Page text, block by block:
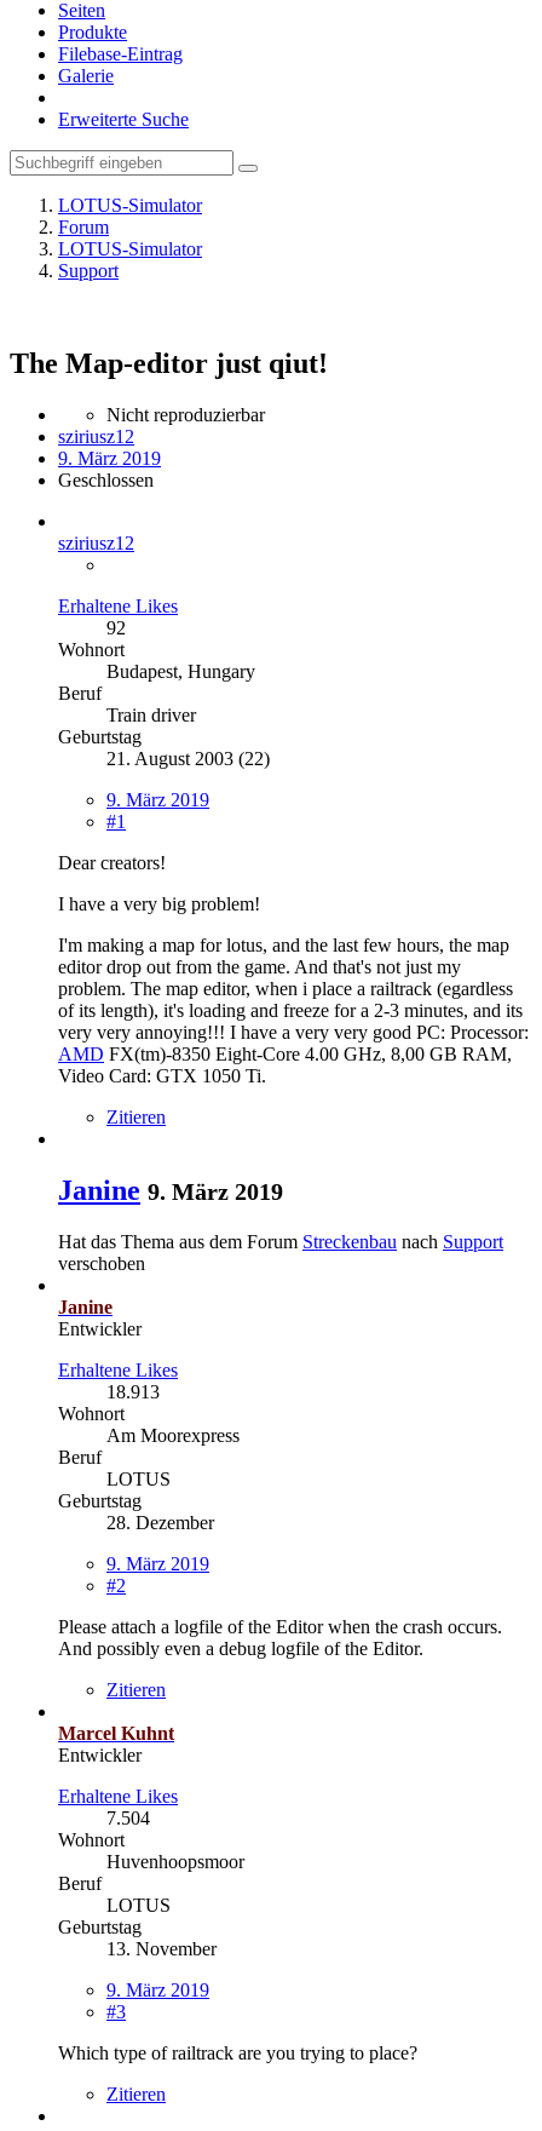
Seiten
Produkte
Filebase-Eintrag
Galerie
Erweiterte Suche
LOTUS-Simulator
Forum
LOTUS-Simulator
Support
The Map-editor just qiut!
Nicht reproduzierbar
sziriusz12
9. März 2019
Geschlossen
sziriusz12
Erhaltene Likes
92
Wohnort
Budapest, Hungary
Beruf
Train driver
Geburtstag
21. August 2003 (22)
9. März 2019
#1
Dear creators!
I have a very big problem!
I'm making a map for lotus, and the last few hours, the map
editor drop out from the game. And that's not just my
problem. The map editor, when i place a railtrack (egardless
of its length), it's loading and freeze for a 2-3 minutes, and its
very very annoying!!! I have a very very good PC: Processor:
AMD FX(tm)-8350 Eight-Core 4.00 GHz, 8,00 GB RAM,
Video Card: GTX 1050 Ti.
Zitieren
Janine 9. März 2019
Hat das Thema aus dem Forum Streckenbau nach Support
verschoben
Janine
Entwickler
Erhaltene Likes
18.913
Wohnort
Am Moorexpress
Beruf
LOTUS
Geburtstag
28. Dezember
9. März 2019
#2
Please attach a logfile of the Editor when the crash occurs.
And possibly even a debug logfile of the Editor.
Zitieren
Marcel Kuhnt
Entwickler
Erhaltene Likes
7.504
Wohnort
Huvenhoopsmoor
Beruf
LOTUS
Geburtstag
13. November
9. März 2019
#3
Which type of railtrack are you trying to place?
Zitieren